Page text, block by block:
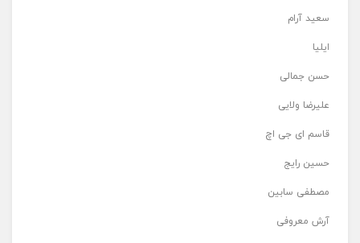
سعید آرام
ایلیا
حسن جمالی
علیرضا ولایی
قاسم ای جی اچ
حسین رایج
مصطفی سابین
آرش معروفی